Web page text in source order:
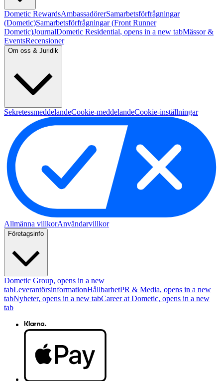
Dometic RewardsAmbassadörerSamarbetsförfrågningar
(Dometic)Samarbetsförfrågningar (Front Runner
Dometic)JournalDometic Residential, opens in a new tabMässor &
EventsRecensioner
Om oss & Juridik
SekretessmeddelandeCookie-meddelandeCookie-inställningar
Allmänna villkorAnvändarvillkor
Företagsinfo
Dometic Group, opens in a new
tabLeverantörsinformationHållbarhetPR & Media, opens in a new
tabNyheter, opens in a new tabCareer at Dometic, opens in a new
tab